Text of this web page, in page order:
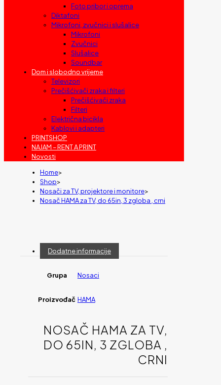
Foto pribor i oprema
Diktafoni
Mikrofoni, zvučnici i slušalice
Mikrofoni
Zvučnici
Slušalice
Soundbar
Dom i slobodno vrijeme
Televizori
Prečišćivači zraka i filteri
Prečišćivači zraka
Filteri
Električna bicikla
Kablovi i adapteri
PRINTSHOP
NAJAM – RENT A PRINT
Novosti
Home>
Shop>
Nosači za TV, projektore i monitore>
Nosač HAMA za TV, do 65in, 3 zgloba , crni
Dodatne informacije
Grupa Nosaci
Proizvođač HAMA
NOSAČ HAMA ZA TV,
DO 65IN, 3 ZGLOBA ,
CRNI